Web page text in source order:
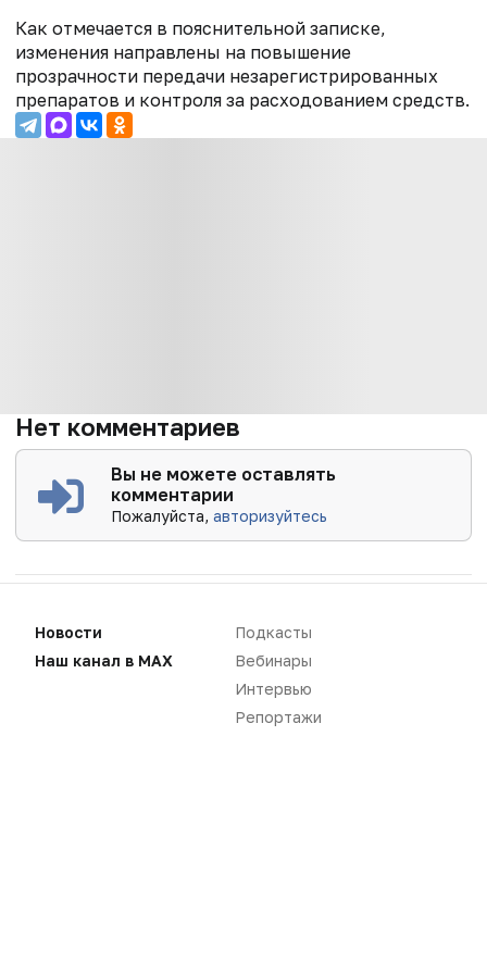
Как отмечается в пояснительной записке,
изменения направлены на повышение
прозрачности передачи незарегистрированных
препаратов и контроля за расходованием средств.
Нет комментариев
Вы не можете оставлять
комментарии
Пожалуйста,авторизуйтесь
Новости
Наш канал в MAX
Подкасты
Вебинары
Интервью
Репортажи